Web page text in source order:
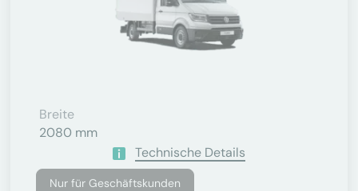
Breite
2080 mm
Technische Details
Nur für Geschäftskunden